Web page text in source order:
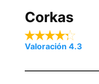
Corkas
Valoración 4.3